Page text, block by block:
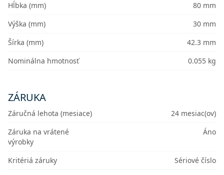
Hĺbka (mm)
80 mm
Výška (mm)
30 mm
Šírka (mm)
42.3 mm
Nominálna hmotnosť
0.055 kg
ZÁRUKA
Záručná lehota (mesiace)
24 mesiac(ov)
Záruka na vrátené
výrobky
Áno
Kritériá záruky Sériové číslo